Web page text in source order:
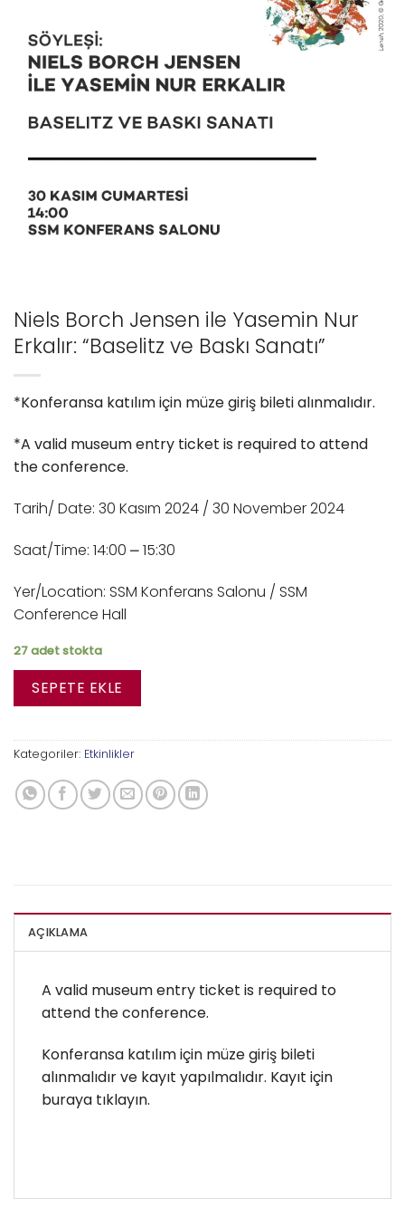
Niels Borch Jensen ile Yasemin Nur
Erkalır: “Baselitz ve Baskı Sanatı”
*Konferansa katılım için müze giriş bileti alınmalıdır.
*A valid museum entry ticket is required to attend
the conference.
Tarih/ Date: 30 Kasım 2024 / 30 November 2024
Saat/Time: 14:00 ⎼ 15:30
Yer/Location: SSM Konferans Salonu / SSM
Conference Hall
27 adet stokta
SEPETE EKLE
Kategoriler: Etkinlikler
AÇIKLAMA
A valid museum entry ticket is required to
attend the conference.
Konferansa katılım için müze giriş bileti
alınmalıdır ve kayıt yapılmalıdır. Kayıt için
buraya tıklayın.